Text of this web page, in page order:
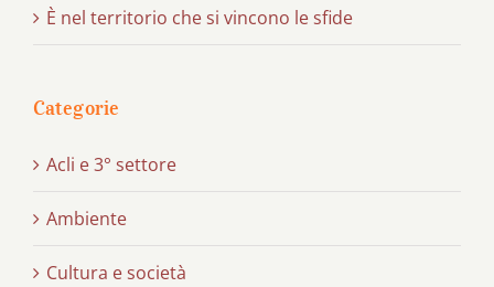
È nel territorio che si vincono le sfide
Categorie
Acli e 3° settore
Ambiente
Cultura e società